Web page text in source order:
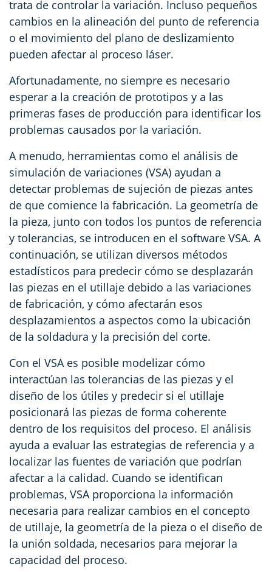
trata de controlar la variación. Incluso pequeños
cambios en la alineación del punto de referencia
o el movimiento del plano de deslizamiento
pueden afectar al proceso láser.
Afortunadamente, no siempre es necesario
esperar a la creación de prototipos y a las
primeras fases de producción para identificar los
problemas causados por la variación.
A menudo, herramientas como el análisis de
simulación de variaciones (VSA) ayudan a
detectar problemas de sujeción de piezas antes
de que comience la fabricación. La geometría de
la pieza, junto con todos los puntos de referencia
y tolerancias, se introducen en el software VSA. A
continuación, se utilizan diversos métodos
estadísticos para predecir cómo se desplazarán
las piezas en el utillaje debido a las variaciones
de fabricación, y cómo afectarán esos
desplazamientos a aspectos como la ubicación
de la soldadura y la precisión del corte.
Con el VSA es posible modelizar cómo
interactúan las tolerancias de las piezas y el
diseño de los útiles y predecir si el utillaje
posicionará las piezas de forma coherente
dentro de los requisitos del proceso. El análisis
ayuda a evaluar las estrategias de referencia y a
localizar las fuentes de variación que podrían
afectar a la calidad. Cuando se identifican
problemas, VSA proporciona la información
necesaria para realizar cambios en el concepto
de utillaje, la geometría de la pieza o el diseño de
la unión soldada, necesarios para mejorar la
capacidad del proceso.